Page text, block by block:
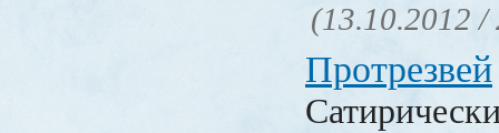
(13.10.2012 /
Протрезвей